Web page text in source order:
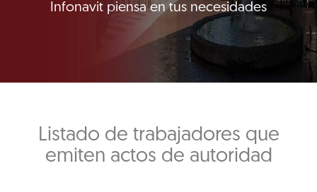
Infonavit piensa en tus necesidades
Listado de trabajadores que
emiten actos de autoridad